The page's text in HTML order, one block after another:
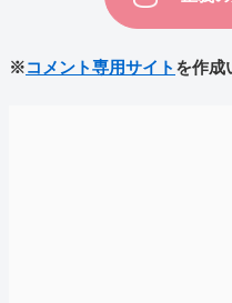
※コメント専用サイト を作成